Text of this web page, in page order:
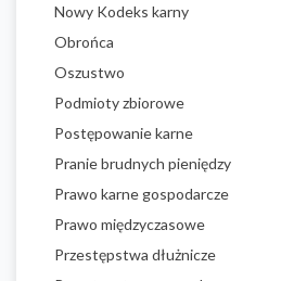
Nowy Kodeks karny
Obrońca
Oszustwo
Podmioty zbiorowe
Postępowanie karne
Pranie brudnych pieniędzy
Prawo karne gospodarcze
Prawo międzyczasowe
Przestępstwa dłużnicze